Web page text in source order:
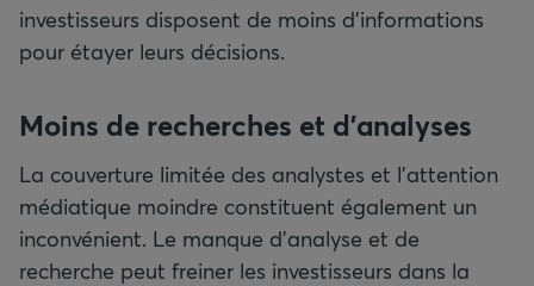
investisseurs disposent de moins d’informations
pour étayer leurs décisions.
Moins de recherches et d’analyses
La couverture limitée des analystes et l’attention
médiatique moindre constituent également un
inconvénient. Le manque d’analyse et de
recherche peut freiner les investisseurs dans la